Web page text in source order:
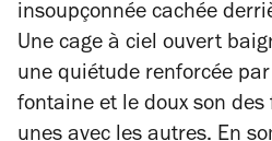
insoupçonnée cachée
Une cage à ciel ouvert
une quiétude renforcée
fontaine et le doux son
unes avec les autres. En